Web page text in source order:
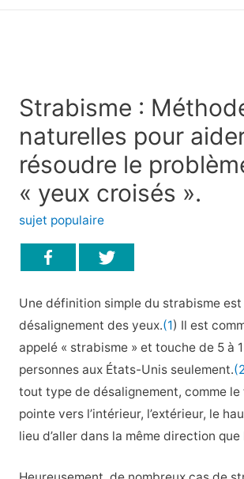
Strabisme :
naturelles pour
résoudre le
« yeux croisés ».
sujet populaire
Une définition simple du strabisme est
désalignement des yeux.(1) Il est
appelé « strabisme » et touche de 5 à
personnes aux États-Unis seulement.(2
tout type de désalignement, comme le
pointe vers l’intérieur, l’extérieur, le
lieu d’aller dans la même direction que